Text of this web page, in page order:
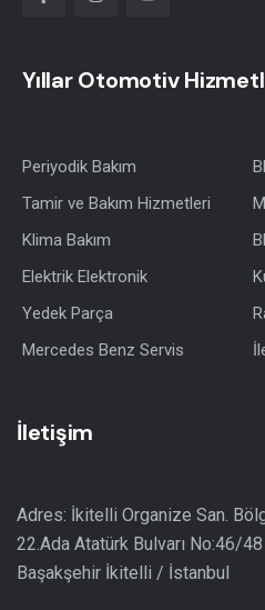
Yıllar Otomotiv
Periyodik Bakım
Tamir ve Bakım Hizmetleri
Klima Bakım
Elektrik Elektronik
Yedek Parça
Mercedes Benz Servis
İletişim
Adres: İkitelli Organize San.
22.Ada Atatürk Bulvarı No:46/
Başakşehir İkitelli / İstanbul